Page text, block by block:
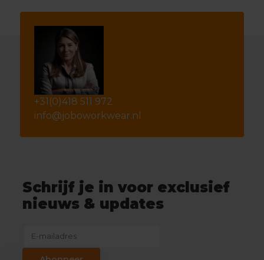
+31(0)418 511 972
info@joboworkwear.nl
Schrijf je in voor exclusief
nieuws & updates